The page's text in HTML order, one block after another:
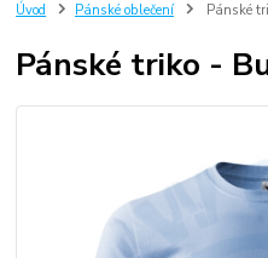
Úvod Pánské oblečení Pánské
Pánské triko -